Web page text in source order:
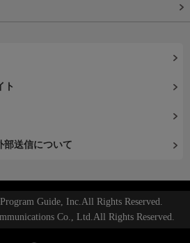
ト
部送信について
Guide, Inc.All Rights Reserved.
Co., Ltd.All Rights Reserved.